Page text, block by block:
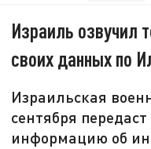
Израиль озвучил
своих данных по
Израильская
сентября
информацию об